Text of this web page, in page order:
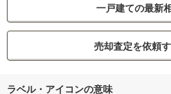
一戸建ての最新
売却査定を依頼
ラベル・アイコンの意味